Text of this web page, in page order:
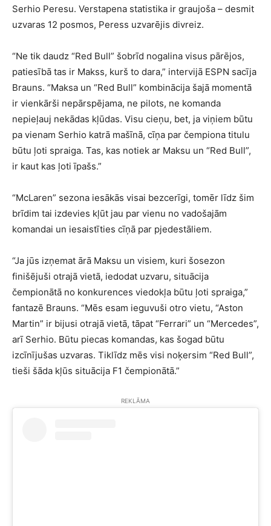
Serhio Peresu. Verstapena statistika ir graujoša – desmit
uzvaras 12 posmos, Peress uzvarējis divreiz.
“Ne tik daudz “Red Bull” šobrīd nogalina visus pārējos,
patiesībā tas ir Makss, kurš to dara,” intervijā ESPN sacīja
Brauns. “Maksa un “Red Bull” kombinācija šajā momentā
ir vienkārši nepārspējama, ne pilots, ne komanda
nepieļauj nekādas kļūdas. Visu cieņu, bet, ja viņiem būtu
pa vienam Serhio katrā mašīnā, cīņa par čempiona titulu
būtu ļoti spraiga. Tas, kas notiek ar Maksu un “Red Bull”,
ir kaut kas ļoti īpašs.”
“McLaren” sezona iesākās visai bezcerīgi, tomēr līdz šim
brīdim tai izdevies kļūt jau par vienu no vadošajām
komandai un iesaistīties cīņā par pjedestāliem.
“Ja jūs izņemat ārā Maksu un visiem, kuri šosezon
finišējuši otrajā vietā, iedodat uzvaru, situācija
čempionātā no konkurences viedokļa būtu ļoti spraiga,”
fantazē Brauns. “Mēs esam ieguvuši otro vietu, “Aston
Martin” ir bijusi otrajā vietā, tāpat “Ferrari” un “Mercedes”,
arī Serhio. Būtu piecas komandas, kas šogad būtu
izcīnījušas uzvaras. Tiklīdz mēs visi noķersim “Red Bull”,
tieši šāda kļūs situācija F1 čempionātā.”
REKLĀMA